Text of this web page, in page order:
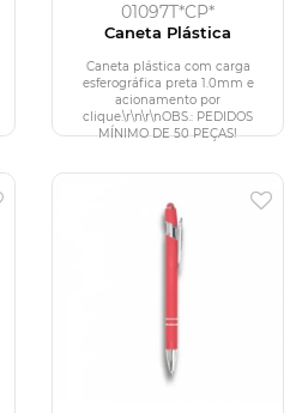
01097T*CP*
Caneta Plástica
Caneta plástica com carga
esferográfica preta 1.0mm e
acionamento por
clique.\r\n\r\nOBS.: PEDIDOS
MÍNIMO DE 50 PEÇAS!